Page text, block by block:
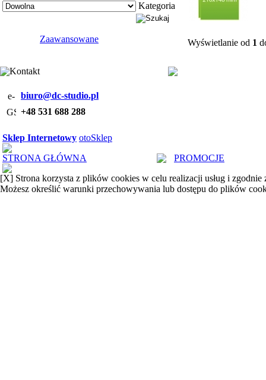
Kategoria
Zaawansowane
Kontakt
biuro@dc-studio.pl
+48 531 688 288
Wyświetlanie od 1
Sklep Internetowy otoSklep
STRONA GŁÓWNA
PROMOCJE
[X] Strona korzysta z plików cookies w celu realizacji usług i zgodnie
Możesz określić warunki przechowywania lub dostępu do plików